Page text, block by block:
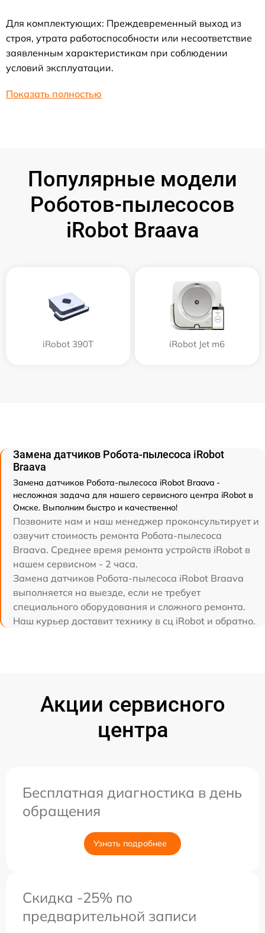
Для комплектующих: Преждевременный выход из
строя, утрата работоспособности или несоответствие
заявленным характеристикам при соблюдении
условий эксплуатации.
Показать полностью
Популярные модели
Роботов-пылесосов
iRobot Braava
iRobot 390T iRobot Jet m6
Замена датчиков Робота-пылесоса iRobot
Braava
Замена датчиков Робота-пылесоса iRobot Braava -
несложная задача для нашего сервисного центра iRobot в
Омске. Выполним быстро и качественно!
Позвоните нам и наш менеджер проконсультирует и
озвучит стоимость ремонта Робота-пылесоса
Braava. Среднее время ремонта устройств iRobot в
нашем сервисном - 2 часа.
Замена датчиков Робота-пылесоса iRobot Braava
выполняется на выезде, если не требует
специального оборудования и сложного ремонта.
Наш курьер доставит технику в сц iRobot и обратно.
Акции сервисного
центра
Бесплатная диагностика в день
обращения
Узнать подробнее
Скидка -25% по
предварительной записи